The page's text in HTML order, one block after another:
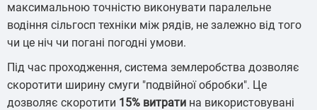
максимальною точністю виконувати паралельне
водіння сільгосп техніки між рядів, не залежно від того
чи це ніч чи погані погодні умови.
Під час проходження, система землеробства дозволяє
скоротити ширину смуги "подвійної обробки". Це
дозволяє скоротити 15% витрати на використовувані